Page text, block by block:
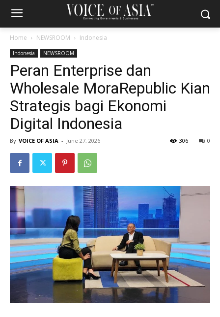
Home NEWSROOM Indonesia
Indonesia NEWSROOM
Peran Enterprise dan
Wholesale MoraRepublic Kian
Strategis bagi Ekonomi
Digital Indonesia
By VOICE OF ASIA - June 27, 2026 0
306